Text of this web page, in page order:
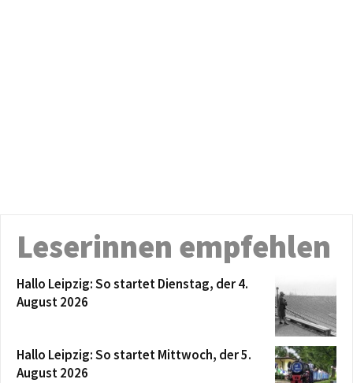
Leserinnen empfehlen
Hallo Leipzig: So startet Dienstag, der 4.
August 2026
Hallo Leipzig: So startet Mittwoch, der 5.
August 2026